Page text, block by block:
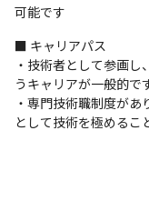
可能です
■ キャリアパス
・技術者として参画
うキャリアが一般的で
・専門技術職制度が
として技術を極めるこ